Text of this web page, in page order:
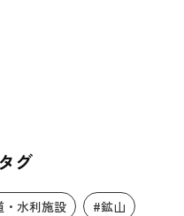
グ
・水利施設 #鉱山